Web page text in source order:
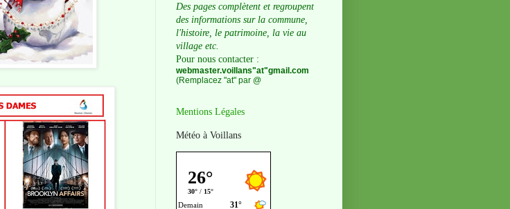
Des pages complètent et regroupent
des informations sur la commune,
l'histoire, le patrimoine, la vie au
village etc.
Pour nous contacter :
webmaster.voillans"at"gmail.com
(Remplacez "at" par @
Mentions Légales
Météo à Voillans